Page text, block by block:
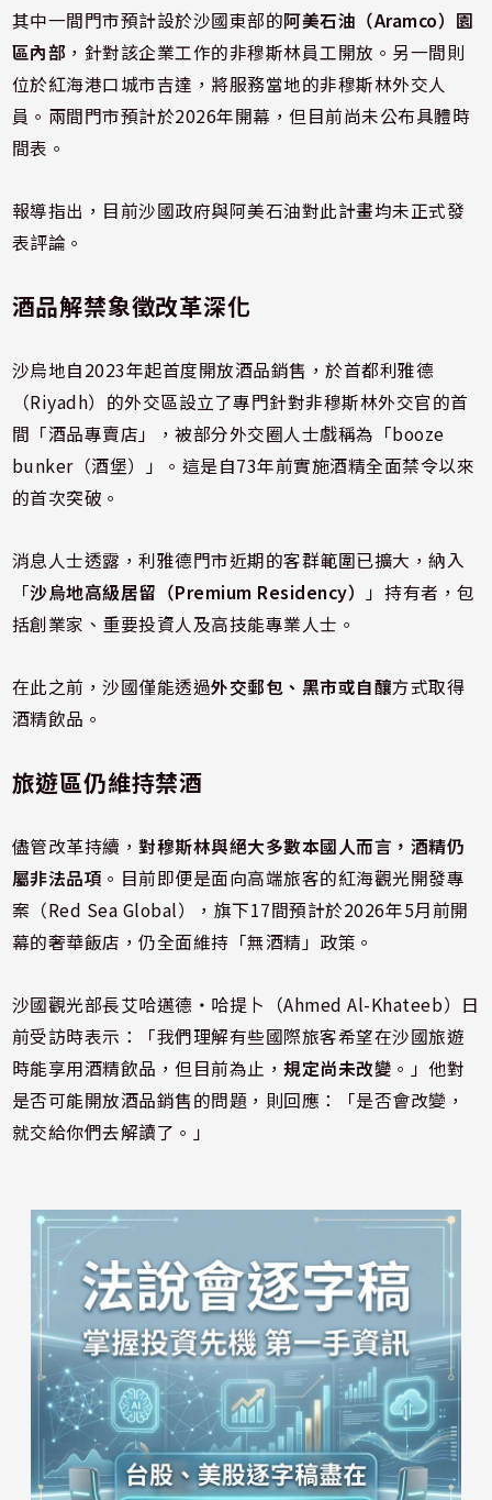
其中一間門市預計設於沙國東部的阿美石油（Aramco）園
區內部 ，針對該企業工作的非穆斯林員工開放。另一間則
位於紅海港口城市吉達，將服務當地的非穆斯林外交人
員。兩間門市預計於2026年開幕，但目前尚未公布具體時
間表。
報導指出，目前沙國政府與阿美石油對此計畫均未正式發
表評論。
酒品解禁象徵改革深化
沙烏地自2023年起首度開放酒品銷售，於首都利雅德
（Riyadh）的外交區設立了專門針對非穆斯林外交官的首
間「酒品專賣店」，被部分外交圈人士戲稱為「booze
bunker（酒堡）」。這是自73年前實施酒精全面禁令以來
的首次突破。
消息人士透露，利雅德門市近期的客群範圍已擴大，納入
「沙烏地高級居留（Premium Residency）
」持有者，包
括創業家、重要投資人及高技能專業人士。
在此之前，沙國僅能透過外交郵包、黑市或自釀方式取得
酒精飲品。
旅遊區仍維持禁酒
儘管改革持續，對穆斯林與絕大多數本國人而言，酒精仍
屬非法品項 。目前即便是面向高端旅客的紅海觀光開發專
案（Red Sea Global），旗下17間預計於2026年5月前開
幕的奢華飯店，仍全面維持「無酒精」政策。
沙國觀光部長艾哈邁德・哈提卜（Ahmed Al-Khateeb）日
前受訪時表示：「我們理解有些國際旅客希望在沙國旅遊
時能享用酒精飲品，但目前為止，規定尚未改變 。」他對
是否可能開放酒品銷售的問題，則回應：「是否會改變，
就交給你們去解讀了。」